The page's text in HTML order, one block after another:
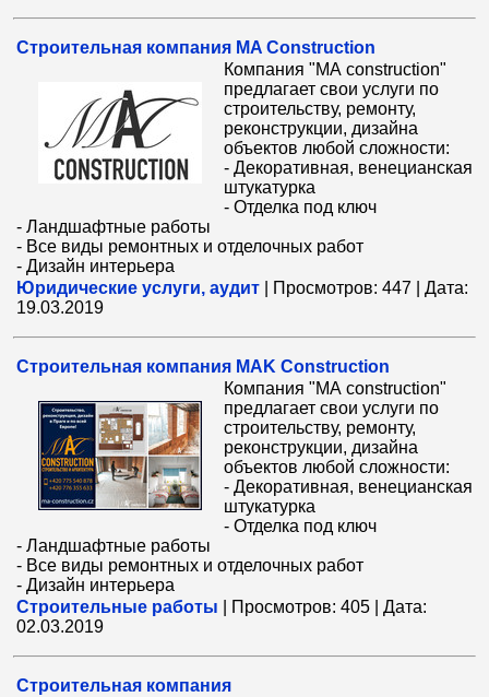
Cтроительная компания MA Construction
Компания "МА construction"
предлагает свои услуги по
строительству, ремонту,
реконструкции, дизайна
объектов любой сложности:
- Декоративная, венецианская
штукатурка
- Отделка под ключ
- Ландшафтные работы
- Все виды ремонтных и отделочных работ
- Дизайн интерьера
Юридические услуги, аудит
Просмотров: 447
Дата:
19.03.2019
Cтроительная компания MAK Construction
Компания "МА construction"
предлагает свои услуги по
строительству, ремонту,
реконструкции, дизайна
объектов любой сложности:
- Декоративная, венецианская
штукатурка
- Отделка под ключ
- Ландшафтные работы
- Все виды ремонтных и отделочных работ
- Дизайн интерьера
Строительные работы
Просмотров: 405
Дата:
02.03.2019
Cтроительная компания